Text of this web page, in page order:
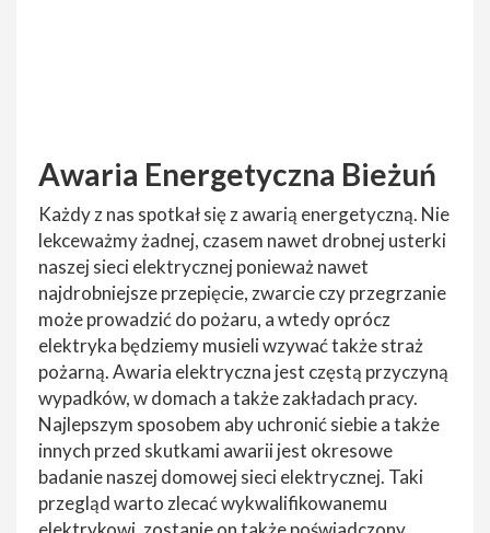
Awaria Energetyczna Bieżuń
Każdy z nas spotkał się z awarią energetyczną. Nie
lekceważmy żadnej, czasem nawet drobnej usterki
naszej sieci elektrycznej ponieważ nawet
najdrobniejsze przepięcie, zwarcie czy przegrzanie
może prowadzić do pożaru, a wtedy oprócz
elektryka będziemy musieli wzywać także straż
pożarną. Awaria elektryczna jest częstą przyczyną
wypadków, w domach a także zakładach pracy.
Najlepszym sposobem aby uchronić siebie a także
innych przed skutkami awarii jest okresowe
badanie naszej domowej sieci elektrycznej. Taki
przegląd warto zlecać wykwalifikowanemu